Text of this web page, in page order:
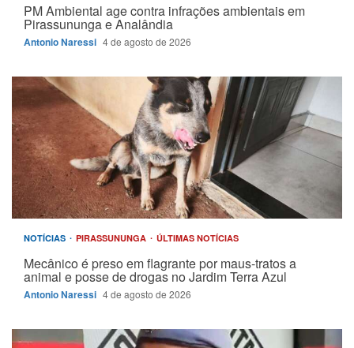
PM Ambiental age contra infrações ambientais em
Pirassununga e Analândia
Antonio Naressi 4 de agosto de 2026
NOTÍCIAS PIRASSUNUNGA ÚLTIMAS NOTÍCIAS
Mecânico é preso em flagrante por maus-tratos a
animal e posse de drogas no Jardim Terra Azul
Antonio Naressi 4 de agosto de 2026